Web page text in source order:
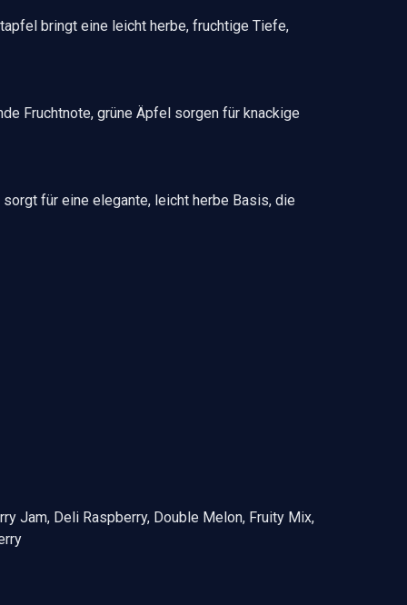
bringt eine leicht herbe, fruchtige Tiefe,
Fruchtnote, grüne Äpfel sorgen für knackige
für eine elegante, leicht herbe Basis, die
Jam, Deli Raspberry, Double Melon, Fruity Mix,